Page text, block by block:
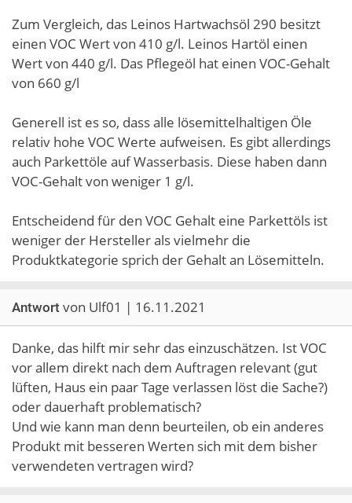
Zum Vergleich, das Leinos Hartwachsöl 290 besitzt
einen VOC Wert von 410 g/l. Leinos Hartöl einen
Wert von 440 g/l. Das Pflegeöl hat einen VOC-Gehalt
von 660 g/l
Generell ist es so, dass alle lösemittelhaltigen Öle
relativ hohe VOC Werte aufweisen. Es gibt allerdings
auch Parkettöle auf Wasserbasis. Diese haben dann
VOC-Gehalt von weniger 1 g/l.
Entscheidend für den VOC Gehalt eine Parkettöls ist
weniger der Hersteller als vielmehr die
Produktkategorie sprich der Gehalt an Lösemitteln.
Antwort von Ulf01 | 16.11.2021
Danke, das hilft mir sehr das einzuschätzen. Ist VOC
vor allem direkt nach dem Auftragen relevant (gut
lüften, Haus ein paar Tage verlassen löst die Sache?)
oder dauerhaft problematisch?
Und wie kann man denn beurteilen, ob ein anderes
Produkt mit besseren Werten sich mit dem bisher
verwendeten vertragen wird?